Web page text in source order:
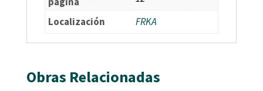
Localización
FRKA
Obras Relacionadas